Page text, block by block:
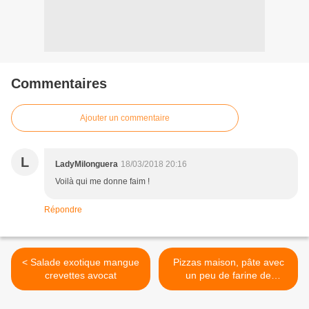
Commentaires
Ajouter un commentaire
L LadyMilonguera 18/03/2018 20:16
Voilà qui me donne faim !
Répondre
< Salade exotique mangue
crevettes avocat
Pizzas maison, pâte avec
un peu de farine de
châtaigne miam 😋